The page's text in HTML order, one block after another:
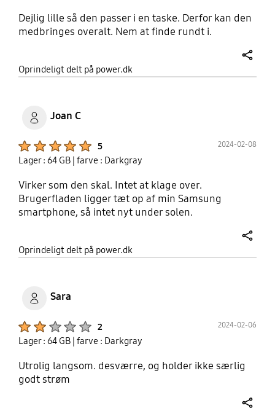
Dejlig lille så den passer i en taske. Derfor kan den
medbringes overalt. Nem at finde rundt i.
Oprindeligt delt på power.dk
Joan C
5 2024-02-08
Lager : 64 GB | farve : Darkgray
Virker som den skal. Intet at klage over.
Brugerfladen ligger tæt op af min Samsung
smartphone, så intet nyt under solen.
Oprindeligt delt på power.dk
Sara
2 2024-02-06
Lager : 64 GB | farve : Darkgray
Utrolig langsom. desværre, og holder ikke særlig
godt strøm